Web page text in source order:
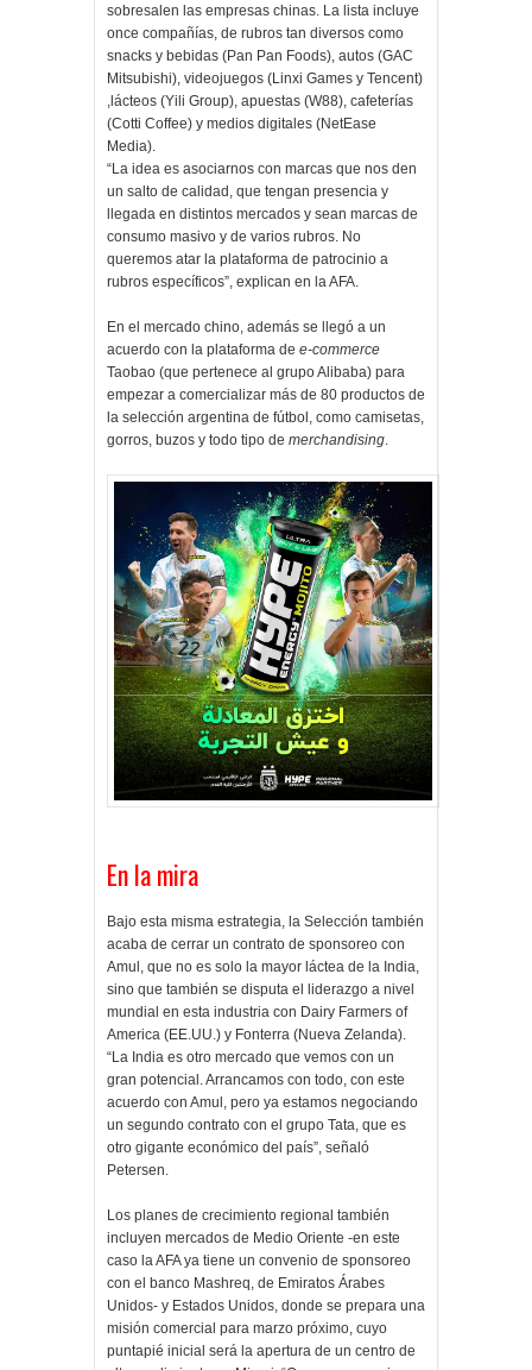
sobresalen las empresas chinas. La lista incluye
once compañías, de rubros tan diversos como
snacks y bebidas (Pan Pan Foods), autos (GAC
Mitsubishi), videojuegos (Linxi Games y Tencent)
,lácteos (Yili Group), apuestas (W88), cafeterías
(Cotti Coffee) y medios digitales (NetEase
Media).
“La idea es asociarnos con marcas que nos den
un salto de calidad, que tengan presencia y
llegada en distintos mercados y sean marcas de
consumo masivo y de varios rubros. No
queremos atar la plataforma de patrocinio a
rubros específicos”, explican en la AFA.
En el mercado chino, además se llegó a un
acuerdo con la plataforma de e-commerce
Taobao (que pertenece al grupo Alibaba) para
empezar a comercializar más de 80 productos de
la selección argentina de fútbol, como camisetas,
gorros, buzos y todo tipo de merchandising
En la mira
Bajo esta misma estrategia, la Selección también
acaba de cerrar un contrato de sponsoreo con
Amul, que no es solo la mayor láctea de la India,
sino que también se disputa el liderazgo a nivel
mundial en esta industria con Dairy Farmers of
America (EE.UU.) y Fonterra (Nueva Zelanda).
“La India es otro mercado que vemos con un
gran potencial. Arrancamos con todo, con este
acuerdo con Amul, pero ya estamos negociando
un segundo contrato con el grupo Tata, que es
otro gigante económico del país”, señaló
Petersen.
Los planes de crecimiento regional también
incluyen mercados de Medio Oriente -en este
caso la AFA ya tiene un convenio de sponsoreo
con el banco Mashreq, de Emiratos Árabes
Unidos- y Estados Unidos, donde se prepara una
misión comercial para marzo próximo, cuyo
puntapié inicial será la apertura de un centro de